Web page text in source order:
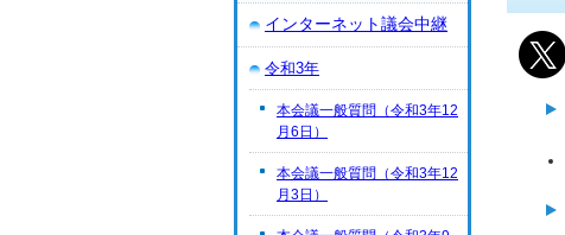
インターネット議会中継
令和3年
本会議一般質問（令和3年12
月6日）
本会議一般質問（令和3年12
月3日）